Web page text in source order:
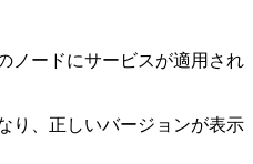
ノードにサービスが適用され
り、正しいバージョンが表示